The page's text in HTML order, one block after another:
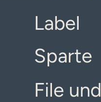
Label
Sparte
File